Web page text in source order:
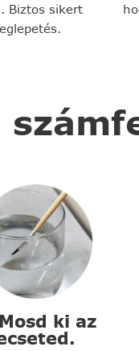
Biztos sikert
ki az